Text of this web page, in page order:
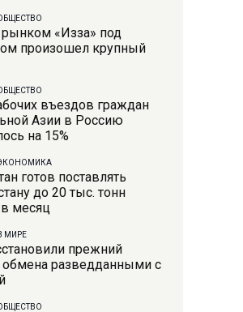
«Изза» под
произошел крупный
въездов граждан
Азии в Россию
на 15%
готов поставлять
до 20 тыс. тонн
месяц
МИРЕ
прежний
обмена разведданными с